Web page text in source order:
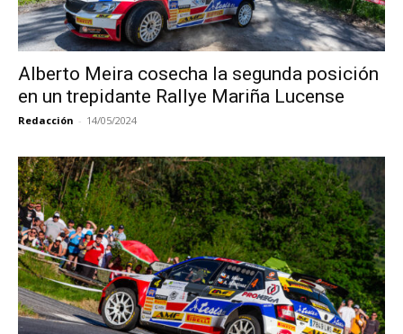
Alberto Meira cosecha la segunda posición
en un trepidante Rallye Mariña Lucense
Redacción - 14/05/2024